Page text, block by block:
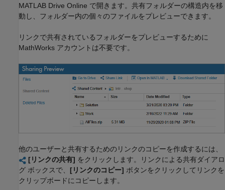
MATLAB Drive Online で開きます。共有フォルダーの構造内を移
動し、フォルダー内の個々のファイルをプレビューできます。
リンクで共有されているフォルダーをプレビューするために
MathWorks アカウントは不要です。
他のユーザーと共有するためのリンクのコピーを作成するには、
[リンクの共有] をクリックします。リンクによる共有ダイアロ
グ ボックスで、 [リンクのコピー] ボタンをクリックしてリンクを
クリップボードにコピーします。